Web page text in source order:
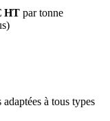
HT par tonne
à tous types